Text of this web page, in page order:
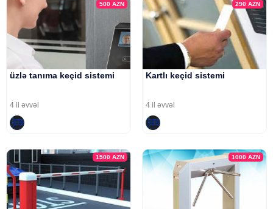
500AZN
üzlə tanıma keçid sistemi
4 il əvvəl
290 AZN
Kartlı keçid sistemi
4 il əvvəl
1500AZN 1000 AZN